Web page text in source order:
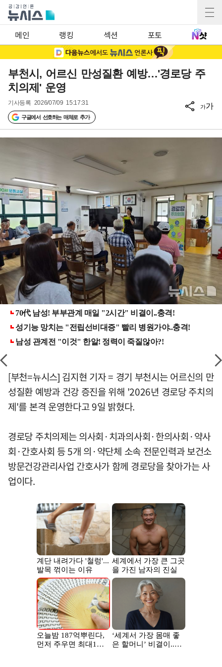
메인 랭킹 섹션 포토
부천시, 어르신 만성질환 예방…'경로당 주
치의제' 운영
기사등록 2026/07/09 15:17:31
구글에서 선호하는 매체로 추가
가가
[부천=뉴시스] 김지현 기자 = 경기 부천시는 어르신의 만
성질환 예방과 건강 증진을 위해 '2026년 경로당 주치의
제'를 본격 운영한다고 9일 밝혔다.
경로당 주치의제는 의사회·치과의사회·한의사회·약사
회·간호사회 등 5개 의·약단체 소속 전문인력과 보건소
방문건강관리사업 간호사가 함께 경로당을 찾아가는 사
업이다.